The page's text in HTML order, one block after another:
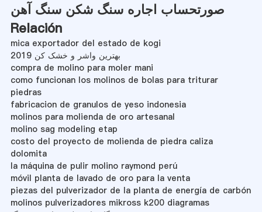
صورتحساب اجاره سنگ شکن سنگ آهن
Relación
mica exportador del estado de kogi
بهترین واشر و خشک کن 2019
compra de molino para moler mani
como funcionan los molinos de bolas para triturar
piedras
fabricacion de granulos de yeso indonesia
molinos para molienda de oro artesanal
molino sag modeling etap
costo del proyecto de molienda de piedra caliza
dolomita
la máquina de pulir molino raymond perú
móvil planta de lavado de oro para la venta
piezas del pulverizador de la planta de energía de carbón
molinos pulverizadores mikross k200 diagramas